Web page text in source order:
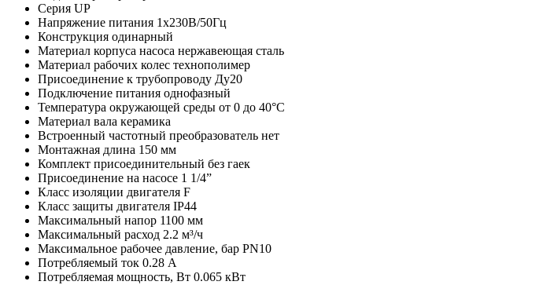
Серия UP
Напряжение питания 1х230В/50Гц
Конструкция одинарный
Материал корпуса насоса нержавеющая сталь
Материал рабочих колес технополимер
Присоединение к трубопроводу Ду20
Подключение питания однофазный
Температура окружающей среды от 0 до 40°C
Материал вала керамика
Встроенный частотный преобразователь нет
Монтажная длина 150 мм
Комплект присоединительный без гаек
Присоединение на насосе 1 1/4”
Класс изоляции двигателя F
Класс защиты двигателя IP44
Максимальный напор 1100 мм
Максимальный расход 2.2 м³/ч
Максимальное рабочее давление, бар PN10
Потребляемый ток 0.28 А
Потребляемая мощность, Вт 0.065 кВт